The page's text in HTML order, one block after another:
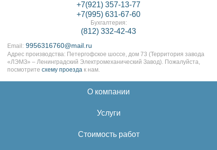
+7(921) 357-13-77
+7(995) 631-67-60
Бухгалтерия:
(812) 332-42-43
Email: 9956316760@mail.ru
Адрес производства: Петергофское шоссе, дом 73 (Территория завода
«ЛЭМЗ» – Ленинградский Электромеханический Завод). Пожалуйста,
посмотрите схему проезда к нам.
О компании
Услуги
Стоимость работ